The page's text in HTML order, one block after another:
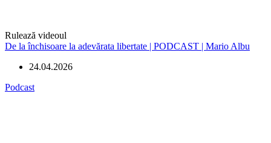
Rulează videoul
De la închisoare la adevărata libertate | PODCAST | Mario Albu
24.04.2026
Podcast